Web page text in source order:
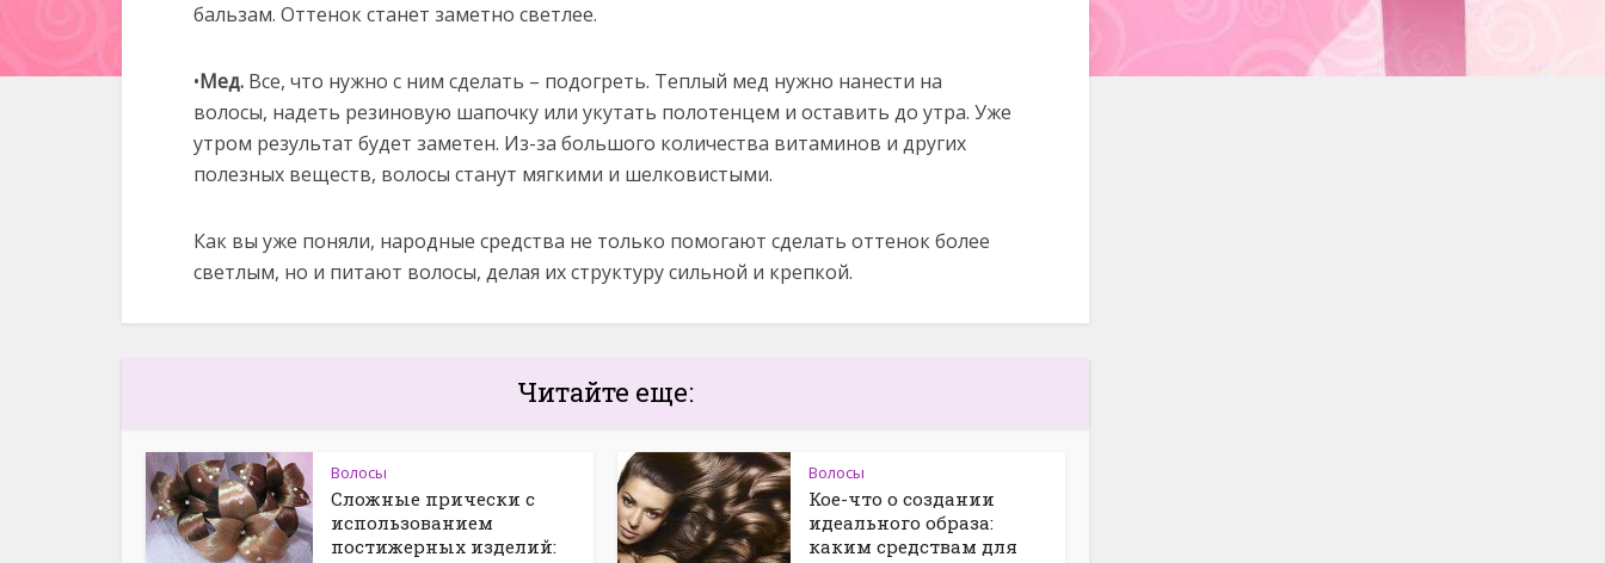
бальзам. Оттенок станет заметно светлее.
•Мед. Все, что нужно с ним сделать – подогреть. Теплый мед нужно нанести на
волосы, надеть резиновую шапочку или укутать полотенцем и оставить до утра. Уже
утром результат будет заметен. Из-за большого количества витаминов и других
полезных веществ, волосы станут мягкими и шелковистыми.
Как вы уже поняли, народные средства не только помогают сделать оттенок более
светлым, но и питают волосы, делая их структуру сильной и крепкой.
Читайте еще:
Волосы
Сложные прически с
использованием
постижерных изделий:
Волосы
Кое-что о создании
идеального образа:
каким средствам для